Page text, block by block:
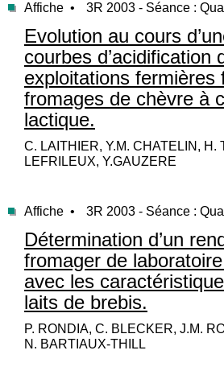
Affiche • 3R 2003 - Séance :
Evolution au cours
courbes d’acidification
exploitations fermières
fromages de chèvre à
lactique.
C. LAITHIER, Y.M. CHATELIN, H.
LEFRILEUX, Y.GAUZERE
Affiche • 3R 2003 - Séance :
Détermination d’un
fromager de
avec les
laits de brebis.
P. RONDIA, C. BLECKER, J.M.
N. BARTIAUX-THILL